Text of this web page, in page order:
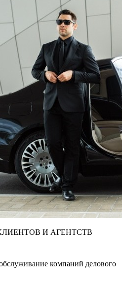
И АГЕНТСТВ
компаний делового